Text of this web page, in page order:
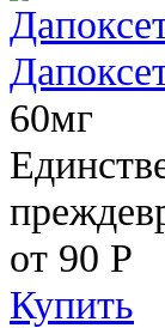
60мг
от 90 Р
Купить